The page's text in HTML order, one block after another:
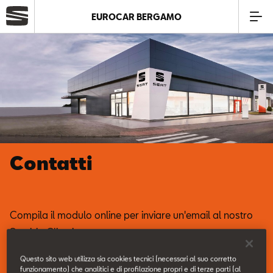
Azienda
Offerte
Service
EUROCAR BERGAMO
Contatti
Compila il modulo online per inviare un'email al nostro
Servizio Clienti.
Questo sito web utilizza sia cookies tecnici (necessari al suo corretto
funzionamento) che analitici e di profilazione propri e di terze parti (al